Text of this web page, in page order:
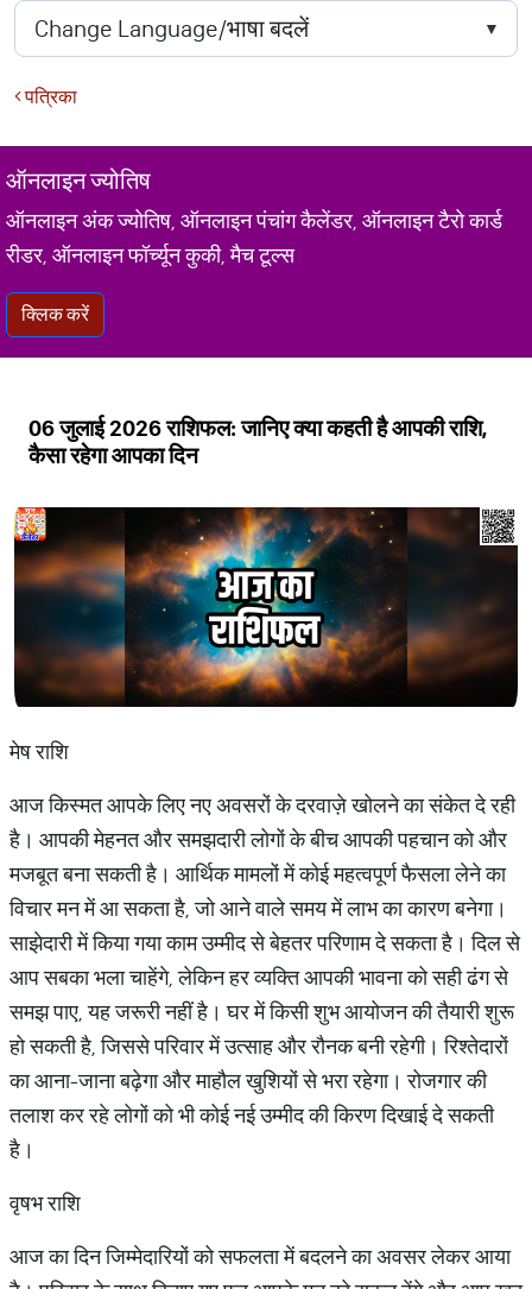
पत्रिका
ऑनलाइन ज्योतिष
ऑनलाइन अंक ज्योतिष, ऑनलाइन पंचांग कैलेंडर, ऑनलाइन टैरो कार्ड
रीडर, ऑनलाइन फॉर्च्यून कुकी, मैच टूल्स
क्लिक करें
06 जुलाई 2026 राशिफल: जानिए क्या कहती है आपकी राशि,
कैसा रहेगा आपका दिन
मेष राशि
आज किस्मत आपके लिए नए अवसरों के दरवाज़े खोलने का संकेत दे रही
है। आपकी मेहनत और समझदारी लोगों के बीच आपकी पहचान को और
मजबूत बना सकती है। आर्थिक मामलों में कोई महत्वपूर्ण फैसला लेने का
विचार मन में आ सकता है, जो आने वाले समय में लाभ का कारण बनेगा।
साझेदारी में किया गया काम उम्मीद से बेहतर परिणाम दे सकता है। दिल से
आप सबका भला चाहेंगे, लेकिन हर व्यक्ति आपकी भावना को सही ढंग से
समझ पाए, यह जरूरी नहीं है। घर में किसी शुभ आयोजन की तैयारी शुरू
हो सकती है, जिससे परिवार में उत्साह और रौनक बनी रहेगी। रिश्तेदारों
का आना-जाना बढ़ेगा और माहौल खुशियों से भरा रहेगा। रोजगार की
तलाश कर रहे लोगों को भी कोई नई उम्मीद की किरण दिखाई दे सकती
है।
वृषभ राशि
आज का दिन जिम्मेदारियों को सफलता में बदलने का अवसर लेकर आया